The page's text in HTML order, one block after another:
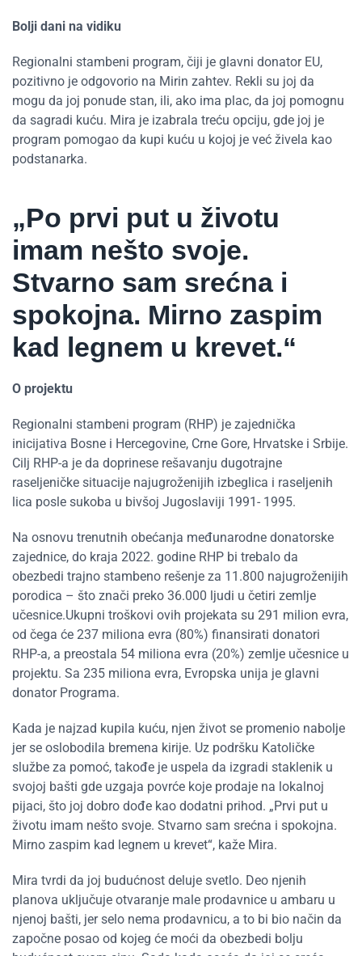
Bolji dani na vidiku
Regionalni stambeni program, čiji je glavni donator EU,
pozitivno je odgovorio na Mirin zahtev. Rekli su joj da
mogu da joj ponude stan, ili, ako ima plac, da joj pomognu
da sagradi kuću. Mira je izabrala treću opciju, gde joj je
program pomogao da kupi kuću u kojoj je već živela kao
podstanarka.
„Po prvi put u životu
imam nešto svoje.
Stvarno sam srećna i
spokojna. Mirno zaspim
kad legnem u krevet.“
O projektu
Regionalni stambeni program (RHP) je zajednička
inicijativa Bosne i Hercegovine, Crne Gore, Hrvatske i Srbije.
Cilj RHP-a je da doprinese rešavanju dugotrajne
raseljeničke situacije najugroženijih izbeglica i raseljenih
lica posle sukoba u bivšoj Jugoslaviji 1991- 1995.
Na osnovu trenutnih obećanja međunarodne donatorske
zajednice, do kraja 2022. godine RHP bi trebalo da
obezbedi trajno stambeno rešenje za 11.800 najugroženijih
porodica – što znači preko 36.000 ljudi u četiri zemlje
učesnice.Ukupni troškovi ovih projekata su 291 milion evra,
od čega će 237 miliona evra (80%) finansirati donatori
RHP-a, a preostala 54 miliona evra (20%) zemlje učesnice u
projektu. Sa 235 miliona evra, Evropska unija je glavni
donator Programa.
Kada je najzad kupila kuću, njen život se promenio nabolje
jer se oslobodila bremena kirije. Uz podršku Katoličke
službe za pomoć, takođe je uspela da izgradi staklenik u
svojoj bašti gde uzgaja povrće koje prodaje na lokalnoj
pijaci, što joj dobro dođe kao dodatni prihod. „Prvi put u
životu imam nešto svoje. Stvarno sam srećna i spokojna.
Mirno zaspim kad legnem u krevet“, kaže Mira.
Mira tvrdi da joj budućnost deluje svetlo. Deo njenih
planova uključuje otvaranje male prodavnice u ambaru u
njenoj bašti, jer selo nema prodavnicu, a to bi bio način da
započne posao od kojeg će moći da obezbedi bolju